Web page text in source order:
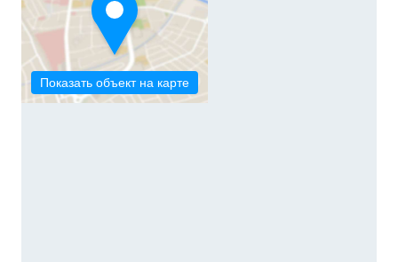
Показать объект на карте